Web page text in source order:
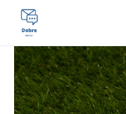
Lifestyle